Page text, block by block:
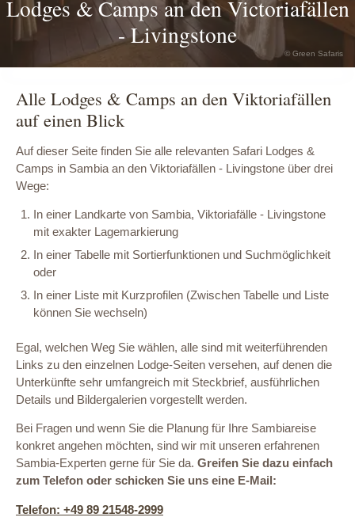
Lodges & Camps an den Victoriafällen
- Livingstone
© Green Safaris
Alle Lodges & Camps an den Viktoriafällen
auf einen Blick
Auf dieser Seite finden Sie alle relevanten Safari Lodges &
Camps in Sambia an den Viktoriafällen - Livingstone über drei
Wege:
In einer Landkarte von Sambia, Viktoriafälle - Livingstone
mit exakter Lagemarkierung
In einer Tabelle mit Sortierfunktionen und Suchmöglichkeit
oder
In einer Liste mit Kurzprofilen (Zwischen Tabelle und Liste
können Sie wechseln)
Egal, welchen Weg Sie wählen, alle sind mit weiterführenden
Links zu den einzelnen Lodge-Seiten versehen, auf denen die
Unterkünfte sehr umfangreich mit Steckbrief, ausführlichen
Details und Bildergalerien vorgestellt werden.
Bei Fragen und wenn Sie die Planung für Ihre Sambiareise
konkret angehen möchten, sind wir mit unseren erfahrenen
Sambia-Experten gerne für Sie da. Greifen Sie dazu einfach
zum Telefon oder schicken Sie uns eine E-Mail:
Telefon: +49 89 21548-2999